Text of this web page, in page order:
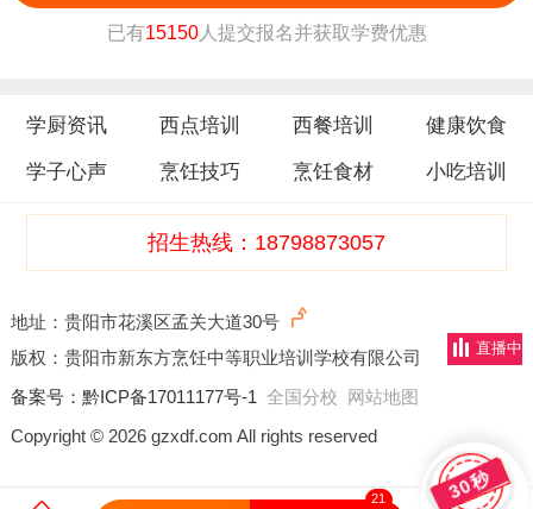
直播中
21 30秒
已有15150人提交报名并获取学费优惠
学厨资讯 西点培训 西餐培训 健康饮食
学子心声 烹饪技巧 烹饪食材 小吃培训
招生热线：18798873057
地址：贵阳市花溪区孟关大道30号
版权：贵阳市新东方烹饪中等职业培训学校有限公司
备案号： 黔ICP备17011177号-1 全国分校 网站地图
Copyright © 2026 gzxdf.com All rights reserved